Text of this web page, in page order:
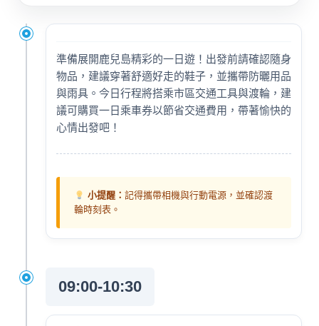
準備展開鹿兒島精彩的一日遊！出發前請確認隨身
物品，建議穿著舒適好走的鞋子，並攜帶防曬用品
與雨具。今日行程將搭乘市區交通工具與渡輪，建
議可購買一日乘車券以節省交通費用，帶著愉快的
心情出發吧！
小提醒： 記得攜帶相機與行動電源，並確認渡
輪時刻表。
09:00-10:30